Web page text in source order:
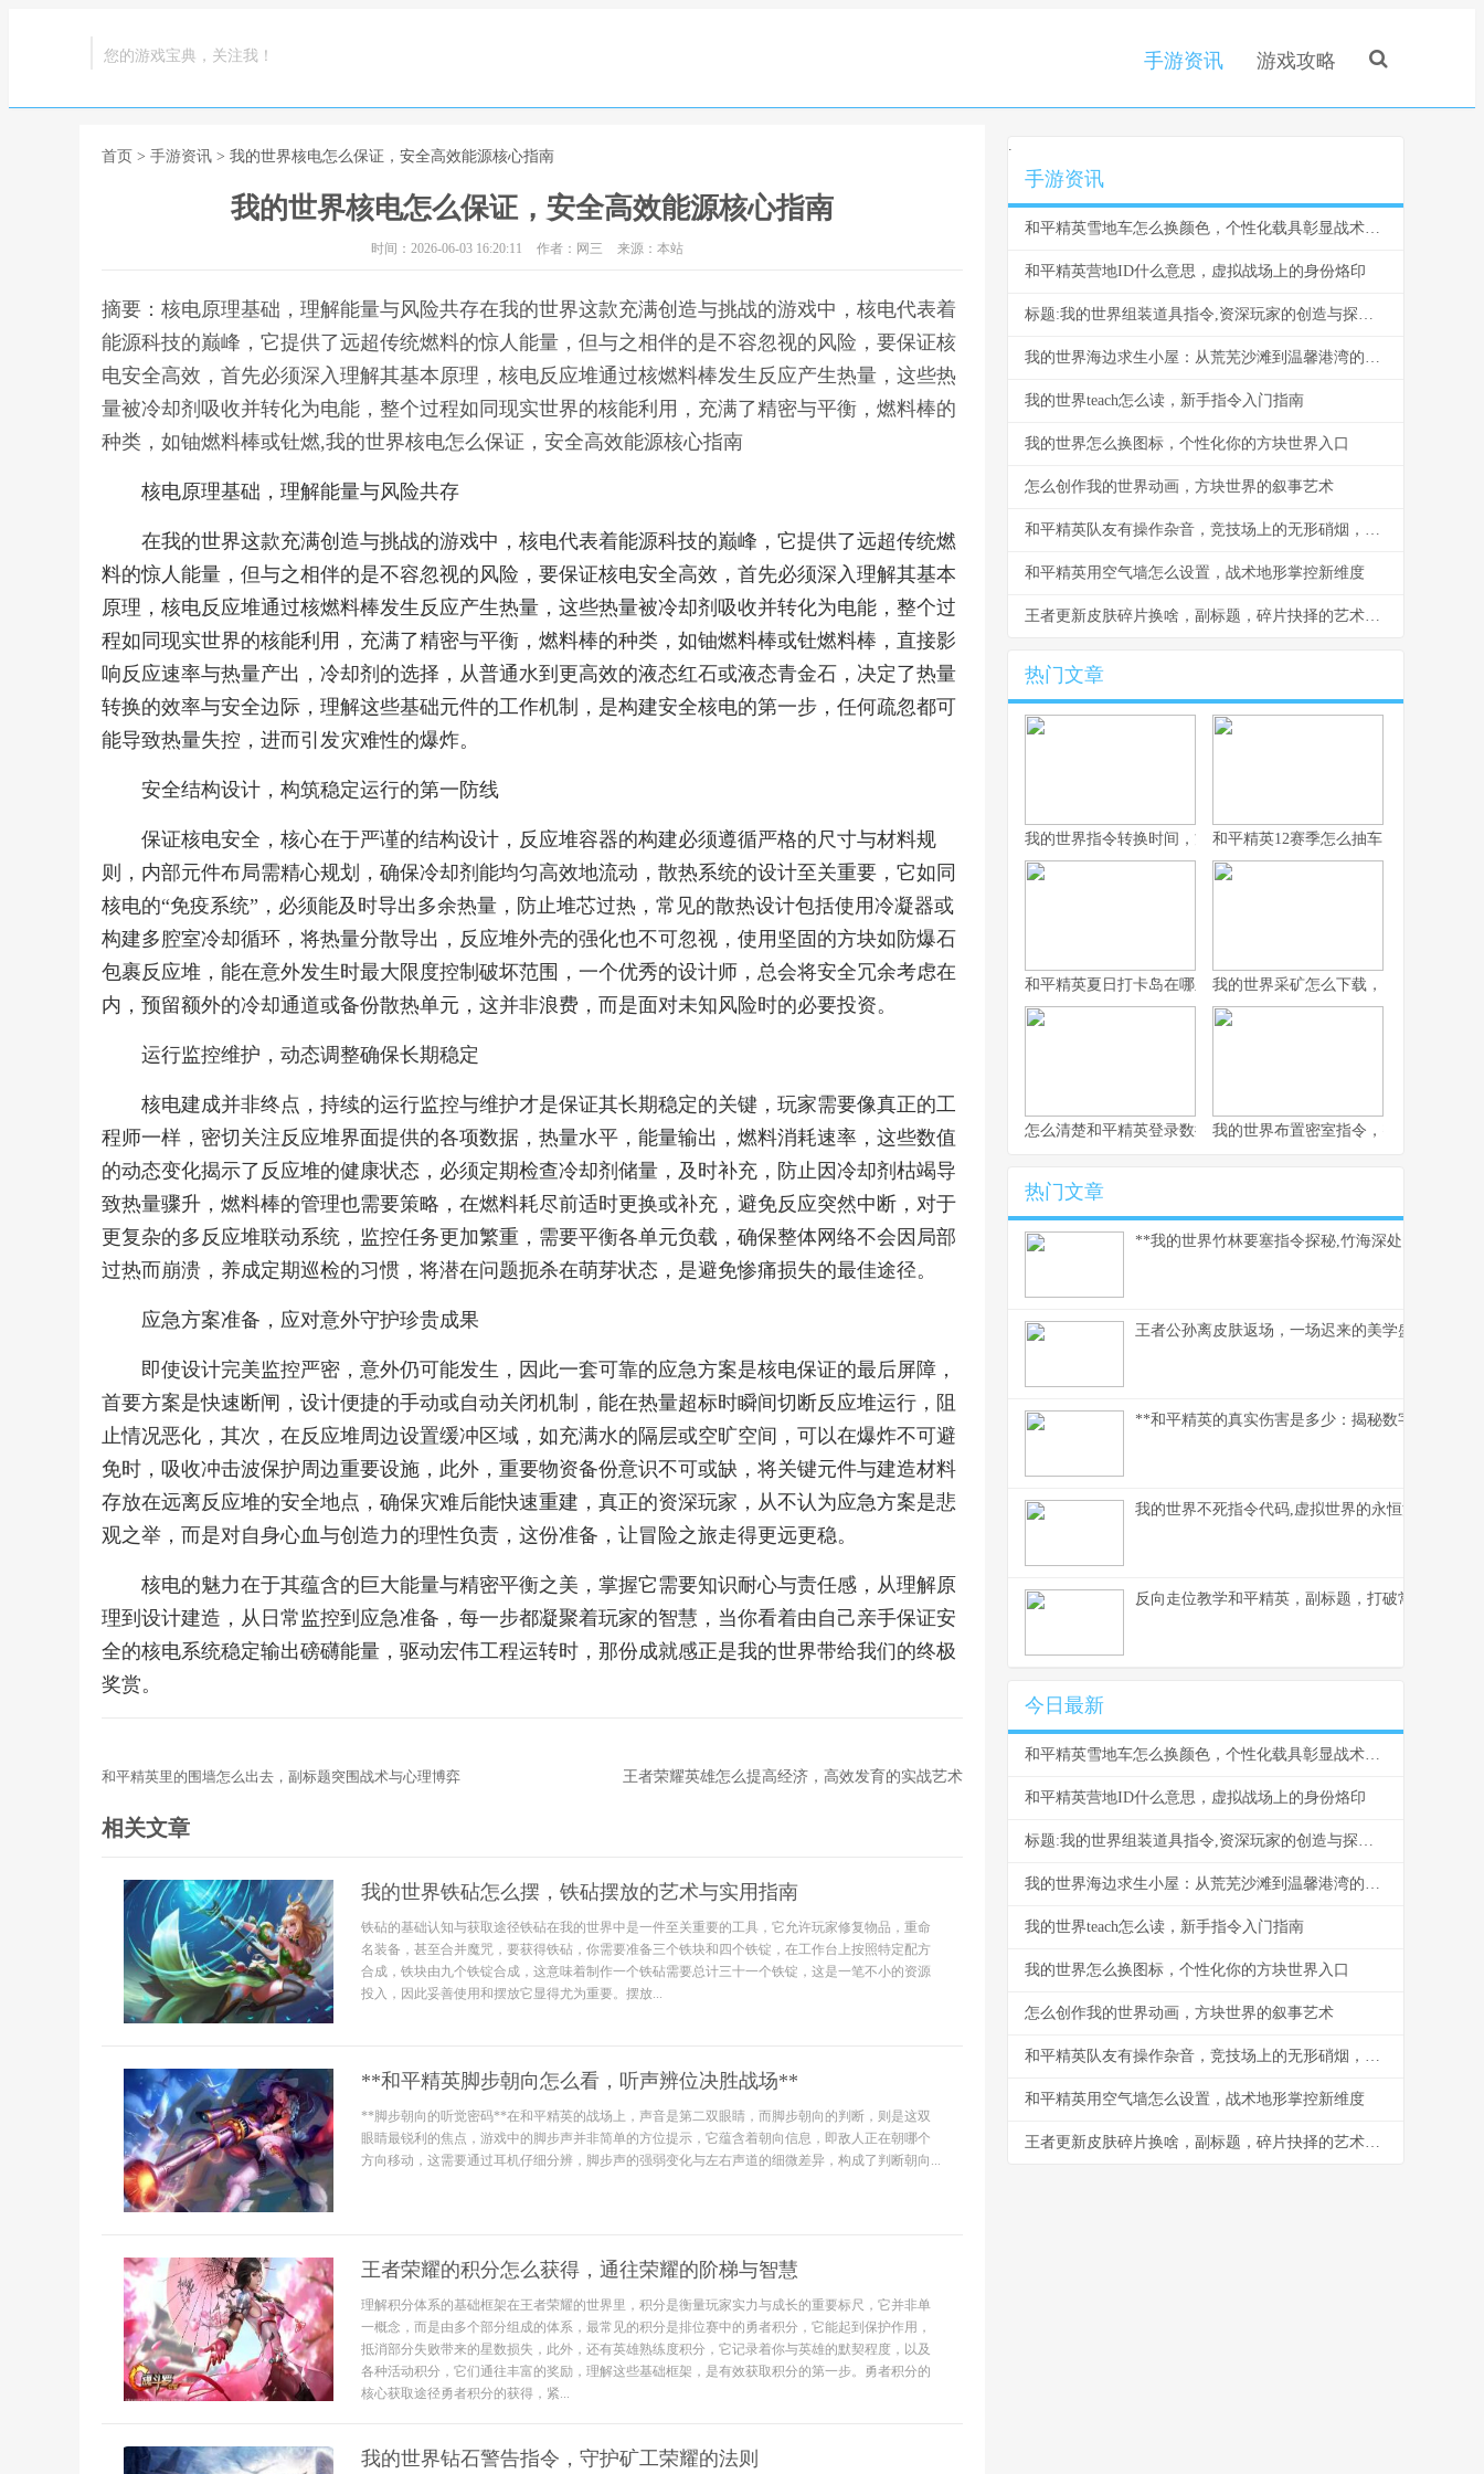
您的游戏宝典，关注我！ 手游资讯 游戏攻略
首页 > 手游资讯 > 我的世界核电怎么保证，安全高效能源核心指南
我的世界核电怎么保证，安全高效能源核心指南
时间：2026-06-03 16:20:11 作者：网三 来源：本站
摘要：核电原理基础，理解能量与风险共存在我的世界这款充满创造与挑战的游戏中，核电代表着
能源科技的巅峰，它提供了远超传统燃料的惊人能量，但与之相伴的是不容忽视的风险，要保证核
电安全高效，首先必须深入理解其基本原理，核电反应堆通过核燃料棒发生反应产生热量，这些热
量被冷却剂吸收并转化为电能，整个过程如同现实世界的核能利用，充满了精密与平衡，燃料棒的
种类，如铀燃料棒或钍燃,我的世界核电怎么保证，安全高效能源核心指南
核电原理基础，理解能量与风险共存
在我的世界这款充满创造与挑战的游戏中，核电代表着能源科技的巅峰，它提供了远超传统燃
料的惊人能量，但与之相伴的是不容忽视的风险，要保证核电安全高效，首先必须深入理解其基本
原理，核电反应堆通过核燃料棒发生反应产生热量，这些热量被冷却剂吸收并转化为电能，整个过
程如同现实世界的核能利用，充满了精密与平衡，燃料棒的种类，如铀燃料棒或钍燃料棒，直接影
响反应速率与热量产出，冷却剂的选择，从普通水到更高效的液态红石或液态青金石，决定了热量
转换的效率与安全边际，理解这些基础元件的工作机制，是构建安全核电的第一步，任何疏忽都可
能导致热量失控，进而引发灾难性的爆炸。
安全结构设计，构筑稳定运行的第一防线
保证核电安全，核心在于严谨的结构设计，反应堆容器的构建必须遵循严格的尺寸与材料规
则，内部元件布局需精心规划，确保冷却剂能均匀高效地流动，散热系统的设计至关重要，它如同
核电的“免疫系统”，必须能及时导出多余热量，防止堆芯过热，常见的散热设计包括使用冷凝器或
构建多腔室冷却循环，将热量分散导出，反应堆外壳的强化也不可忽视，使用坚固的方块如防爆石
包裹反应堆，能在意外发生时最大限度控制破坏范围，一个优秀的设计师，总会将安全冗余考虑在
内，预留额外的冷却通道或备份散热单元，这并非浪费，而是面对未知风险时的必要投资。
运行监控维护，动态调整确保长期稳定
核电建成并非终点，持续的运行监控与维护才是保证其长期稳定的关键，玩家需要像真正的工
程师一样，密切关注反应堆界面提供的各项数据，热量水平，能量输出，燃料消耗速率，这些数值
的动态变化揭示了反应堆的健康状态，必须定期检查冷却剂储量，及时补充，防止因冷却剂枯竭导
致热量骤升，燃料棒的管理也需要策略，在燃料耗尽前适时更换或补充，避免反应突然中断，对于
更复杂的多反应堆联动系统，监控任务更加繁重，需要平衡各单元负载，确保整体网络不会因局部
过热而崩溃，养成定期巡检的习惯，将潜在问题扼杀在萌芽状态，是避免惨痛损失的最佳途径。
应急方案准备，应对意外守护珍贵成果
即使设计完美监控严密，意外仍可能发生，因此一套可靠的应急方案是核电保证的最后屏障，
首要方案是快速断闸，设计便捷的手动或自动关闭机制，能在热量超标时瞬间切断反应堆运行，阻
止情况恶化，其次，在反应堆周边设置缓冲区域，如充满水的隔层或空旷空间，可以在爆炸不可避
免时，吸收冲击波保护周边重要设施，此外，重要物资备份意识不可或缺，将关键元件与建造材料
存放在远离反应堆的安全地点，确保灾难后能快速重建，真正的资深玩家，从不认为应急方案是悲
观之举，而是对自身心血与创造力的理性负责，这份准备，让冒险之旅走得更远更稳。
核电的魅力在于其蕴含的巨大能量与精密平衡之美，掌握它需要知识耐心与责任感，从理解原
理到设计建造，从日常监控到应急准备，每一步都凝聚着玩家的智慧，当你看着由自己亲手保证安
全的核电系统稳定输出磅礴能量，驱动宏伟工程运转时，那份成就感正是我的世界带给我们的终极
奖赏。
和平精英里的围墙怎么出去，副标题突围战术与心理博弈 王者荣耀英雄怎么提高经济，高效发育的实战艺术
相关文章
我的世界铁砧怎么摆，铁砧摆放的艺术与实用指南
铁砧的基础认知与获取途径铁砧在我的世界中是一件至关重要的工具，它允许玩家修复物品，重命
名装备，甚至合并魔咒，要获得铁砧，你需要准备三个铁块和四个铁锭，在工作台上按照特定配方
合成，铁块由九个铁锭合成，这意味着制作一个铁砧需要总计三十一个铁锭，这是一笔不小的资源
投入，因此妥善使用和摆放它显得尤为重要。摆放...
**和平精英脚步朝向怎么看，听声辨位决胜战场**
**脚步朝向的听觉密码**在和平精英的战场上，声音是第二双眼睛，而脚步朝向的判断，则是这双
眼睛最锐利的焦点，游戏中的脚步声并非简单的方位提示，它蕴含着朝向信息，即敌人正在朝哪个
方向移动，这需要通过耳机仔细分辨，脚步声的强弱变化与左右声道的细微差异，构成了判断朝向...
王者荣耀的积分怎么获得，通往荣耀的阶梯与智慧
理解积分体系的基础框架在王者荣耀的世界里，积分是衡量玩家实力与成长的重要标尺，它并非单
一概念，而是由多个部分组成的体系，最常见的积分是排位赛中的勇者积分，它能起到保护作用，
抵消部分失败带来的星数损失，此外，还有英雄熟练度积分，它记录着你与英雄的默契程度，以及
各种活动积分，它们通往丰富的奖励，理解这些基础框架，是有效获取积分的第一步。勇者积分的
核心获取途径勇者积分的获得，紧...
我的世界钻石警告指令，守护矿工荣耀的法则
.
手游资讯
和平精英雪地车怎么换颜色，个性化载具彰显战术风采，副标题，雪原驰骋的色彩奥秘与实战价值
和平精英营地ID什么意思，虚拟战场上的身份烙印
标题:我的世界组装道具指令,资深玩家的创造与探索指南
我的世界海边求生小屋：从荒芜沙滩到温馨港湾的建造指南
我的世界teach怎么读，新手指令入门指南
我的世界怎么换图标，个性化你的方块世界入口
怎么创作我的世界动画，方块世界的叙事艺术
和平精英队友有操作杂音，竞技场上的无形硝烟，副标题，听音辨位之外的生存考验
和平精英用空气墙怎么设置，战术地形掌控新维度
王者更新皮肤碎片换啥，副标题，碎片抉择的艺术与智慧
热门文章
我的世界指令转换时间，方块宇宙的时光之匙和平精英12赛季怎么抽车，资深玩家的
和平精英夏日打卡岛在哪里：探寻虚拟海滨的坐标与意义
我的世界采矿怎么下载，资深玩家的完
怎么清楚和平精英登录数据，玩家数据管理指南
我的世界布置密室指令，密室逃脱的指
热门文章
**我的世界竹林要塞指令探秘,竹海深处的代码奇
王者公孙离皮肤返场，一场迟来的美学盛宴
**和平精英的真实伤害是多少：揭秘数字背后的战
我的世界不死指令代码,虚拟世界的永恒法则副标题
反向走位教学和平精英，副标题，打破常规的生存
今日最新
和平精英雪地车怎么换颜色，个性化载具彰显战术风采，副标题，雪原驰骋的色彩奥秘与实战价值
和平精英营地ID什么意思，虚拟战场上的身份烙印
标题:我的世界组装道具指令,资深玩家的创造与探索指南
我的世界海边求生小屋：从荒芜沙滩到温馨港湾的建造指南
我的世界teach怎么读，新手指令入门指南
我的世界怎么换图标，个性化你的方块世界入口
怎么创作我的世界动画，方块世界的叙事艺术
和平精英队友有操作杂音，竞技场上的无形硝烟，副标题，听音辨位之外的生存考验
和平精英用空气墙怎么设置，战术地形掌控新维度
王者更新皮肤碎片换啥，副标题，碎片抉择的艺术与智慧